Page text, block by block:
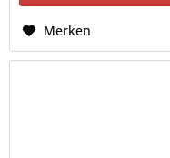
Merken